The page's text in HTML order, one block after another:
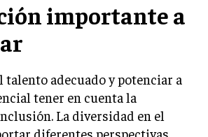
importante a
talento adecuado y potenciar a
tener en cuenta la
La diversidad en el
diferentes perspectivas,